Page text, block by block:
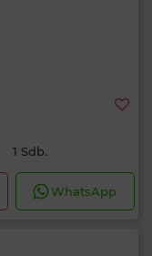
1 Sdb.
WhatsApp